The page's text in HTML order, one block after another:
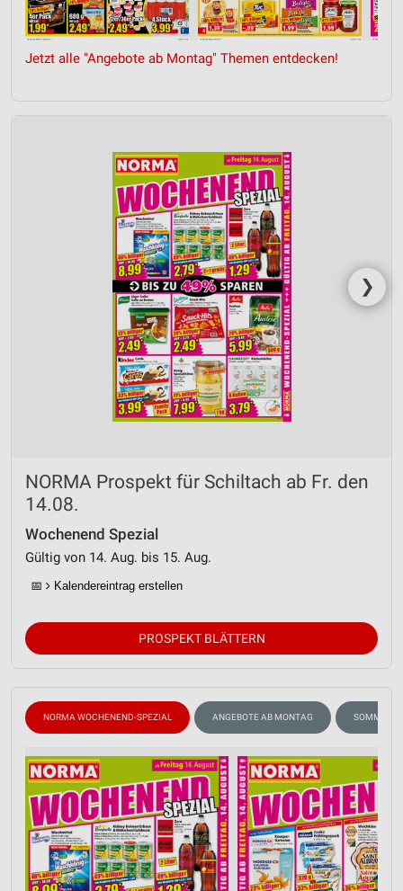
Jetzt alle "Angebote ab Montag" Themen entdecken!
❯
NORMA Prospekt für Schiltach ab Fr. den
14.08.
Wochenend Spezial
Gültig von 14. Aug. bis 15. Aug.
📅 Kalendereintrag erstellen
PROSPEKT BLÄTTERN
NORMA WOCHENEND-SPEZIAL ANGEBOTE AB MONTAG SOMMER &